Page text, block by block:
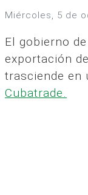
miércoles, 5 de
El gobierno
exportación
trasciende en
Cubatrade.